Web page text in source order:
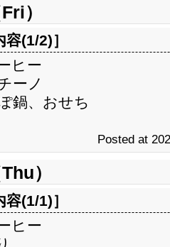
）
容(1/2)］
ヒー
ーノ
鍋、おせち
Posted at
）
容(1/1)］
ヒー